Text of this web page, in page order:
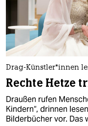
Drag-Künstler*innen
Rechte Hetze
Draußen rufen
Kindern“, drinnen
Bilderbücher vor. Das